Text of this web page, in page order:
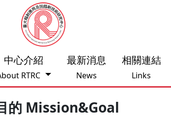
中心介紹
RTRC
最新消息
News
相關連結
Links
的 Mission&Goal